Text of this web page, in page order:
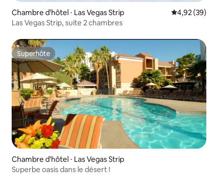
Chambre d'hôtel ⋅ Las Vegas Strip Évaluation
4,92 (39)
Las Vegas Strip, suite 2 chambres
Superhôte
Superhôte
Chambre d'hôtel ⋅ Las Vegas Strip
Superbe oasis dans le désert !